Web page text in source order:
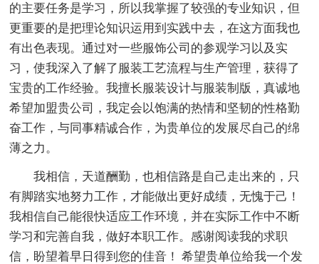
的主要任务是学习，所以我掌握了较强的专业知识，但
更重要的是把理论知识运用到实践中去，在这方面我也
有出色表现。通过对一些服饰公司的参观学习以及实
习，使我深入了解了服装工艺流程与生产管理，获得了
宝贵的工作经验。我擅长服装设计与服装制版，真诚地
希望加盟贵公司，我定会以饱满的热情和坚韧的性格勤
奋工作，与同事精诚合作，为贵单位的发展尽自己的绵
薄之力。
我相信，天道酬勤，也相信路是自己走出来的，只
有脚踏实地努力工作，才能做出更好成绩，无愧于己！
我相信自己能很快适应工作环境，并在实际工作中不断
学习和完善自我，做好本职工作。感谢阅读我的求职
信，盼望着早日得到您的佳音！ 希望贵单位给我一个发